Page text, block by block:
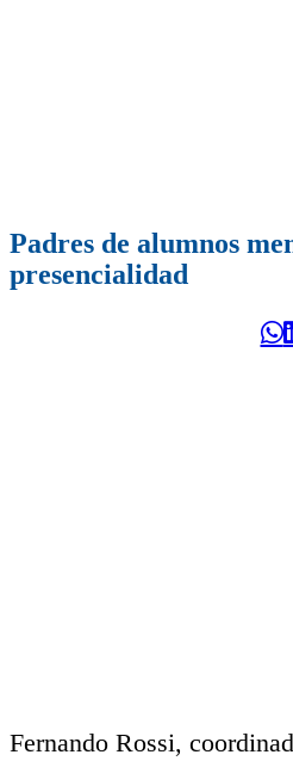
Padres de alumnos
presencialidad
Fernando Rossi,